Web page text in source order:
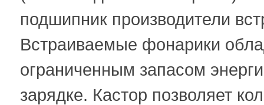
подшипник производители
Встраиваемые фонарики
ограниченным запасом
зарядке. Кастор позволяет